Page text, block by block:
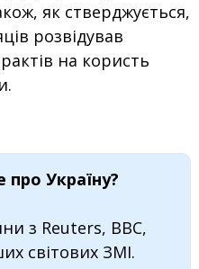
як стверджується,
розвідував
на користь
про Україну?
з Reuters, BBC,
світових ЗМІ.